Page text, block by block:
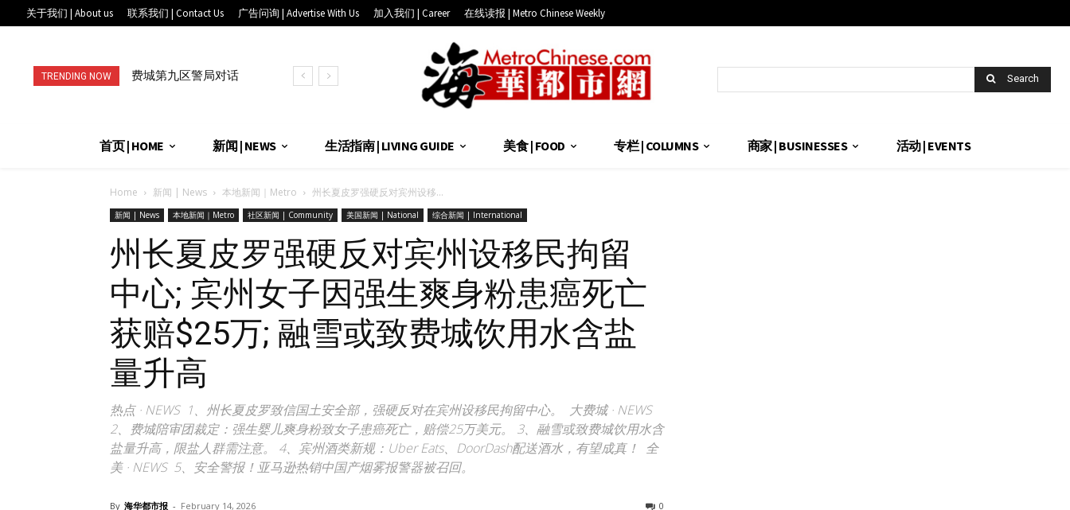
关于我们 | About us 联系我们 | Contact Us 广告问询 | Advertise With Us 加入我们 | Career 在线读报 | Metro Chinese Weekly
TRENDING NOW
费城第九区警局对话
进店消费就送礼, 满
Search
首页 | HOME 新闻 | NEWS 生活指南 | LIVING GUIDE 美食 | FOOD 专栏 | COLUMNS 商家 | BUSINESSES 活动 | EVENTS
Home 新闻 | News 本地新闻｜Metro 州长夏皮罗强硬反对宾州设移...
新闻 | News 本地新闻｜Metro 社区新闻 | Community 美国新闻 | National 综合新闻 | International
州长夏皮罗强硬反对宾州设移民拘留
中心; 宾州女子因强生爽身粉患癌死亡
获赔$25万; 融雪或致费城饮用水含盐
量升高
热点 · NEWS 1、州长夏皮罗致信国土安全部，强硬反对在宾州设移民拘留中心。 大费城 · NEWS
2、费城陪审团裁定：强生婴儿爽身粉致女子患癌死亡，赔偿25万美元。 3、融雪或致费城饮用水含
盐量升高，限盐人群需注意。 4、宾州酒类新规：Uber Eats、DoorDash配送酒水，有望成真！ 全
美 · NEWS 5、安全警报！亚马逊热销中国产烟雾报警器被召回。
By 海华都市报 - February 14, 2026 0